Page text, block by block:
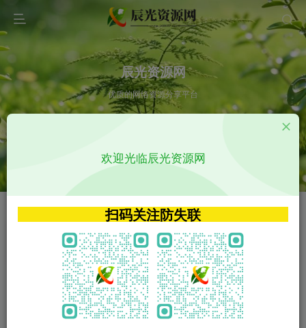
辰光资源网
优质的网络资源分享平台
VIP特权介绍 APP源码
VIP特权介绍
火
VIP特权介绍
影视源码
影视源码
欢迎光临辰光资源网
扫码关注防失联